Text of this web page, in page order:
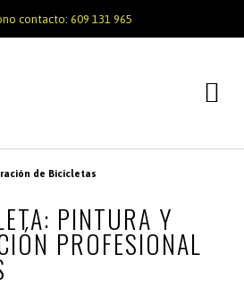
contacto: 609 131 965
de Bicicletas
PINTURA Y
PROFESIONAL